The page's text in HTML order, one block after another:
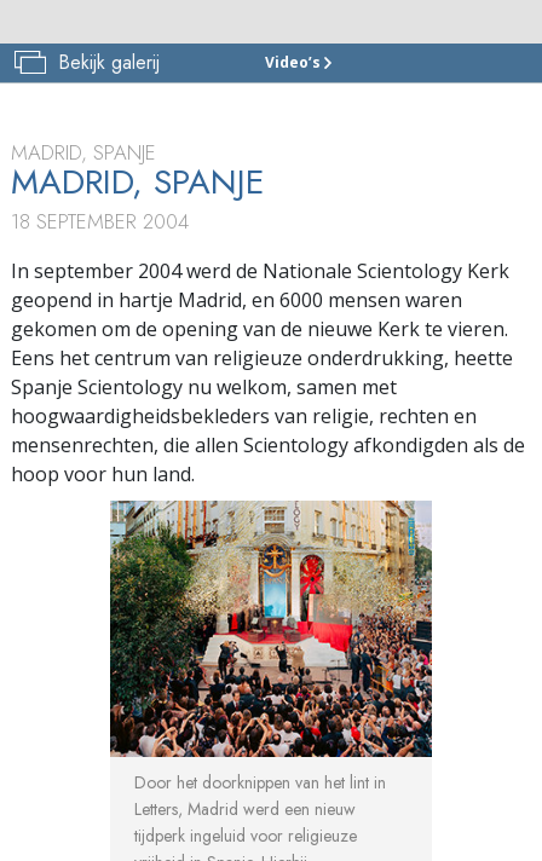
Bekijk galerij Video’s
SCIENTOLOGY
MADRID, SPANJE
MADRID, SPANJE
18 SEPTEMBER 2004
In september 2004 werd de Nationale Scientology Kerk
geopend in hartje Madrid, en 6000 mensen waren
gekomen om de opening van de nieuwe Kerk te vieren.
Eens het centrum van religieuze onderdrukking, heette
Spanje Scientology nu welkom, samen met
hoogwaardigheidsbekleders van religie, rechten en
mensenrechten, die allen Scientology afkondigden als de
hoop voor hun land.
Door het doorknippen van het lint in
Letters, Madrid werd een nieuw
tijdperk ingeluid voor religieuze